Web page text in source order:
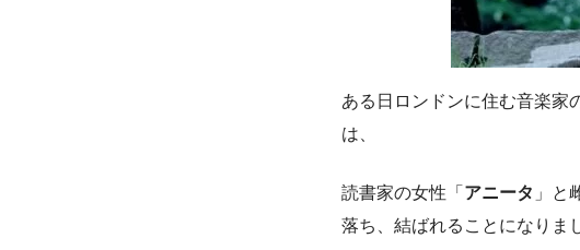
ある日ロンドンに住む音楽家
は、
読書家の女性「 アニータ 」と
落ち、結ばれることになりま